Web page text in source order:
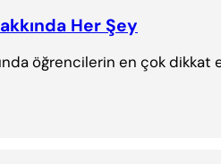
Her Şey
öğrencilerin en çok